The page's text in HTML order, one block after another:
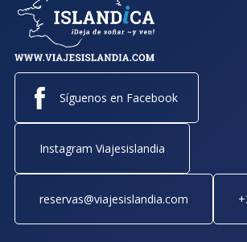
Síguenos en Facebook
Instagram Viajesislandia
reservas@viajesislandia.com